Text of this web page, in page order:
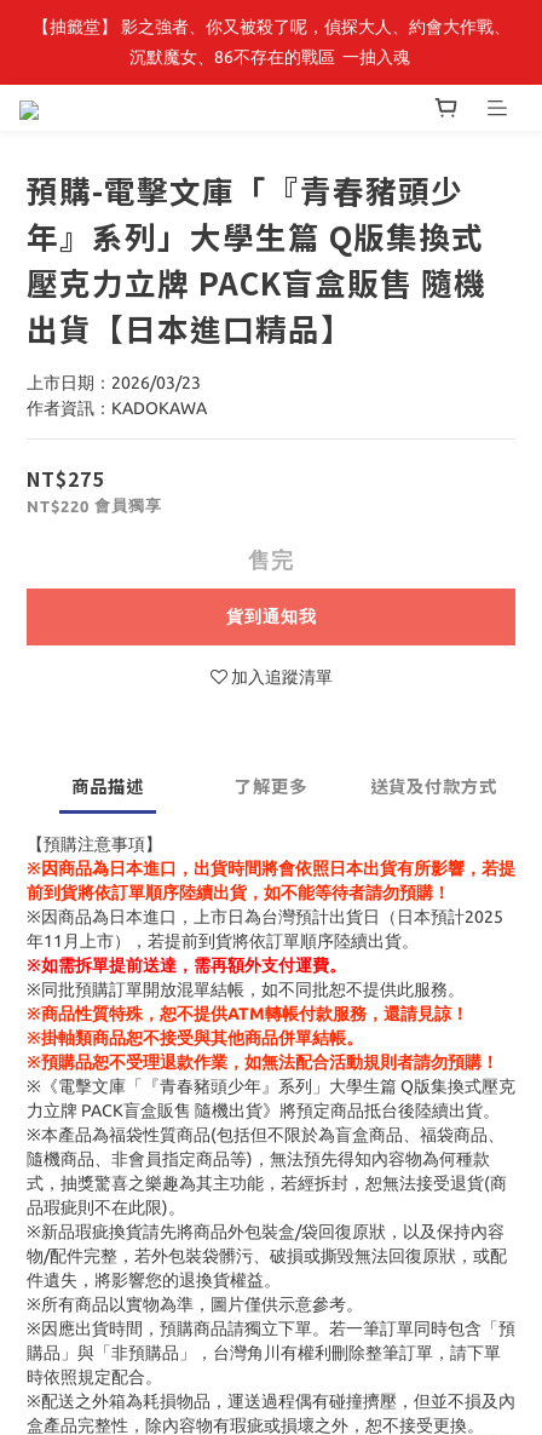
最新開賣🔥「全知讀者視角」 周邊商品
【抽籤堂】 影之強者、你又被殺了呢，偵探大人、約會大作戰、
沉默魔女、86不存在的戰區  一抽入魂
預購-電擊文庫「『青春豬頭少
年』系列」大學生篇 Q版集換式
壓克力立牌 PACK盲盒販售 隨機
出貨【日本進口精品】
上市日期：2026/03/23
作者資訊：KADOKAWA
NT$275
NT$220 會員獨享
售完
貨到通知我
加入追蹤清單
商品描述 了解更多 送貨及付款方式
【預購注意事項】
※因商品為日本進口，出貨時間將會依照日本出貨有所影響，若提
前到貨將依訂單順序陸續出貨，如不能等待者請勿預購！
※因商品為日本進口，上市日為台灣預計出貨日（日本預計2025
年11月上市），若提前到貨將依訂單順序陸續出貨。
※如需拆單提前送達，需再額外支付運費。
※同批預購訂單開放混單結帳，如不同批恕不提供此服務。
※商品性質特殊，恕不提供ATM轉帳付款服務，還請見諒！
※掛軸類商品恕不接受與其他商品併單結帳。
※預購品恕不受理退款作業，如無法配合活動規則者請勿預購！
※《電擊文庫「『青春豬頭少年』系列」大學生篇 Q版集換式壓克
力立牌 PACK盲盒販售 隨機出貨》將預定商品抵台後陸續出貨。
※本產品為福袋性質商品(包括但不限於為盲盒商品、福袋商品、
隨機商品、非會員指定商品等)，無法預先得知內容物為何種款
式，抽獎驚喜之樂趣為其主功能，若經拆封，恕無法接受退貨(商
品瑕疵則不在此限)。
※新品瑕疵換貨請先將商品外包裝盒/袋回復原狀，以及保持內容
物/配件完整，若外包裝袋髒污、破損或撕毀無法回復原狀，或配
件遺失，將影響您的退換貨權益。
※所有商品以實物為準，圖片僅供示意參考。
※因應出貨時間，預購商品請獨立下單。若一筆訂單同時包含「預
購品」與「非預購品」，台灣角川有權利刪除整筆訂單，請下單
時依照規定配合。
※配送之外箱為耗損物品，運送過程偶有碰撞擠壓，但並不損及內
盒產品完整性，除內容物有瑕疵或損壞之外，恕不接受更換。